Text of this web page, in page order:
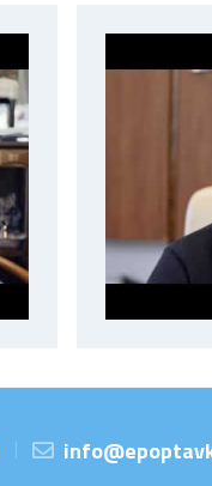
|